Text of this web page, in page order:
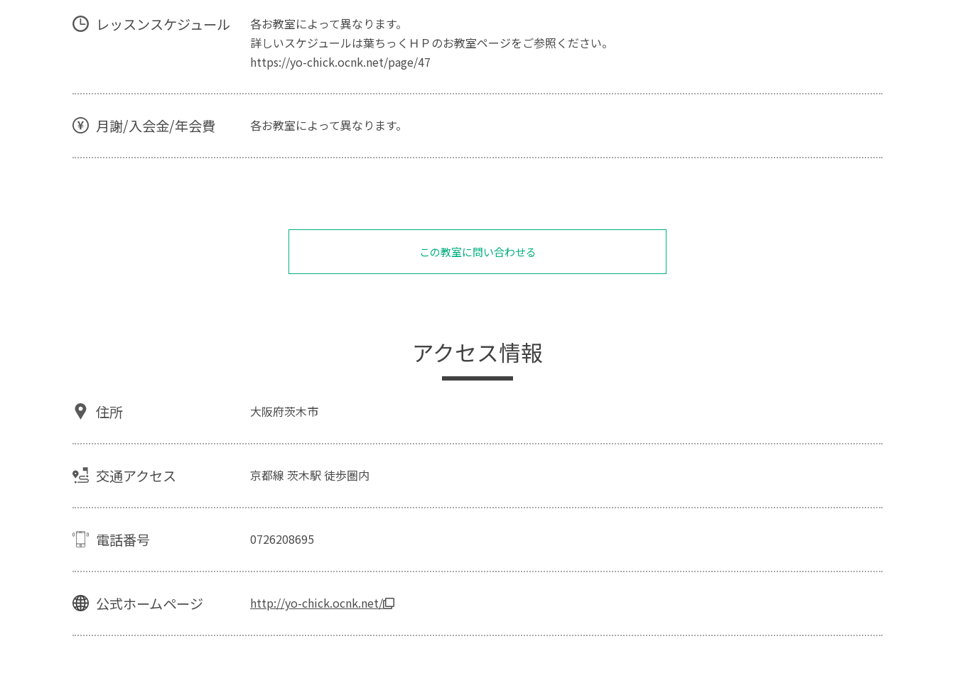
レッスンスケジュール
各お教室によって異なります。
詳しいスケジュールは葉ちっくＨＰのお教室ページをご参照ください。
https://yo-chick.ocnk.net/page/47
月謝/入会金/年会費 各お教室によって異なります。
この教室に問い合わせる
アクセス情報
住所 大阪府茨木市
交通アクセス 京都線 茨木駅 徒歩圏内
電話番号 0726208695
公式ホームページ http://yo-chick.ocnk.net/